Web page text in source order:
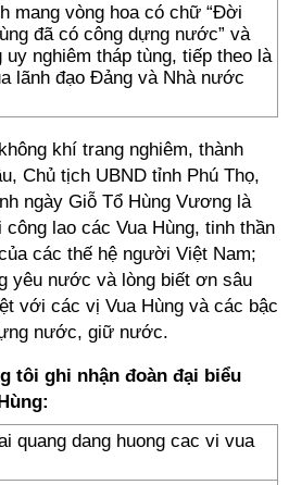
mang vòng hoa có chữ “Đời
đã có công dựng nước” và
nghiêm tháp tùng, tiếp theo là
lãnh đạo Đảng và Nhà nước
khí trang nghiêm, thành
Chủ tịch UBND tỉnh Phú Thọ,
ngày Giỗ Tổ Hùng Vương là
lao các Vua Hùng, tinh thần
các thế hệ người Việt Nam;
yêu nước và lòng biết ơn sâu
với các vị Vua Hùng và các bậc
nước, giữ nước.
tôi ghi nhận đoàn đại biểu